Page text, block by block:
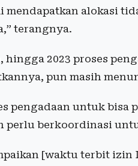
mendapatkan alokasi
terangnya.
2023 proses
pun masih
pengadaan untuk bisa
perlu berkoordinasi
[waktu terbit